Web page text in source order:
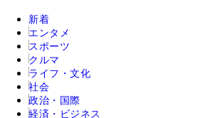
新着
エンタメ
スポーツ
クルマ
ライフ・文化
社会
政治・国際
経済・ビジネス